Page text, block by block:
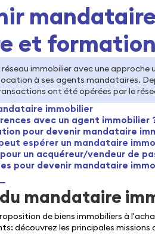
et formation
immobilier avec une
à ses agents mandataires.
ont été opérées par le
immobilier
avec un agent immobilier
pour devenir mandataire
espérer un mandataire
un acquéreur/vendeur de
pour devenir mandataire
mandataire
de biens immobiliers à
découvrez les principales